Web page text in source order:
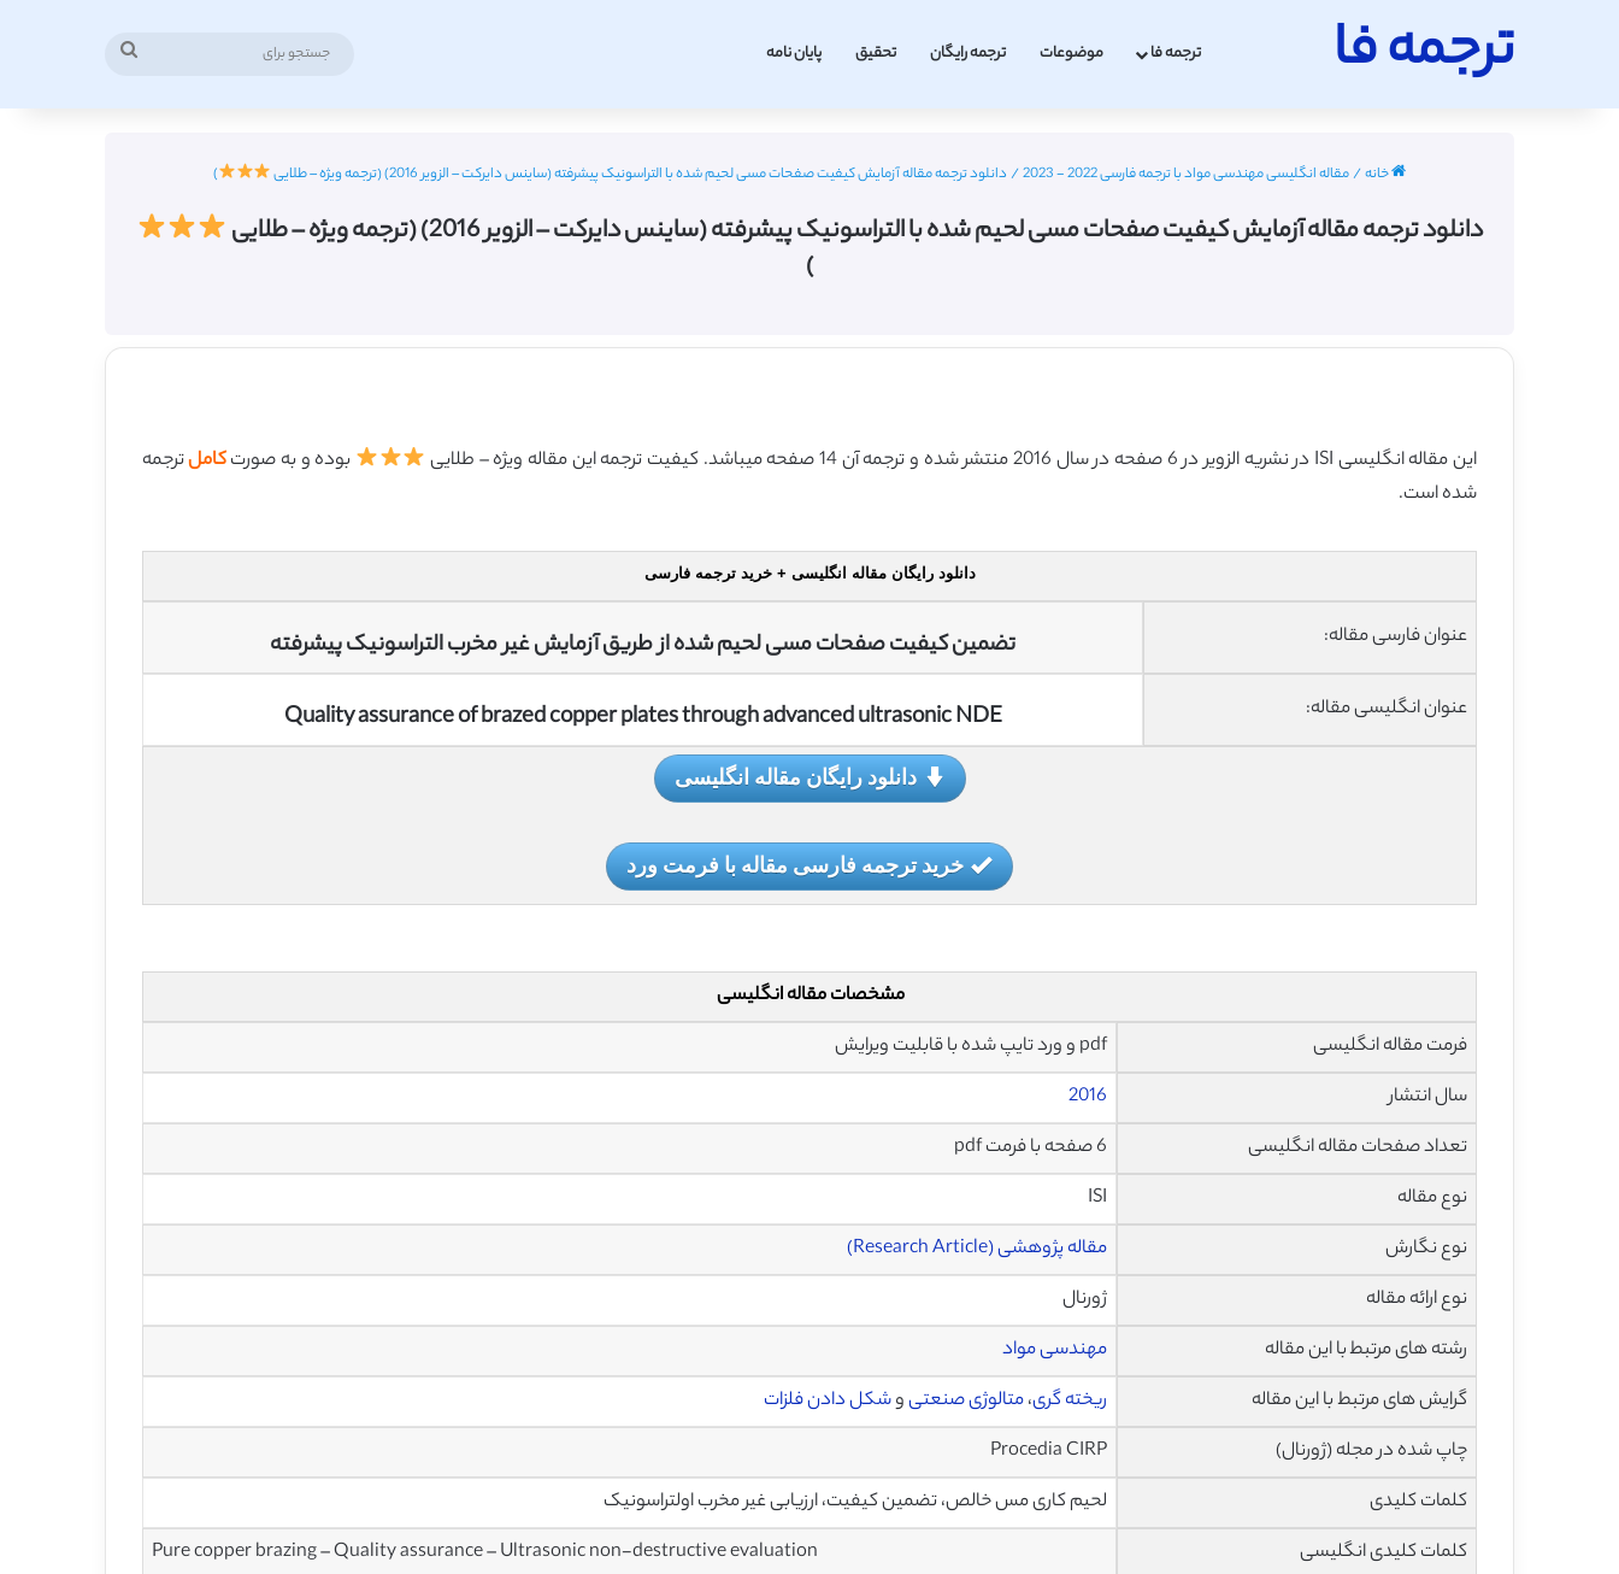
ترجمه فا ترجمه فا موضوعات ترجمه رایگان تحقیق پایان نامه
خانه/مقاله انگلیسی مهندسی مواد با ترجمه فارسی 2022 - 2023 / دانلود ترجمه مقاله آزمایش کیفیت صفحات مسی لحیم شده با التراسونیک پیشرفته (ساینس دایرکت – الزویر 2016) (ترجمه ویژه – طلایی )
دانلود ترجمه مقاله آزمایش کیفیت صفحات مسی لحیم شده با التراسونیک پیشرفته (ساینس دایرکت – الزویر 2016) (ترجمه ویژه – طلایی
)
این مقاله انگلیسی ISI در نشریه الزویر در 6 صفحه در سال 2016 منتشر شده و ترجمه آن 14 صفحه میباشد. کیفیت ترجمه این مقاله ویژه – طلایی بوده و به صورتکاملترجمه
شده است.
دانلود رایگان مقاله انگلیسی + خرید ترجمه فارسی
عنوان فارسی مقاله: تضمین کیفیت صفحات مسی لحیم شده از طریق آزمایش غیر مخرب التراسونیک پیشرفته
عنوان انگلیسی مقاله: Quality assurance of brazed copper plates through advanced ultrasonic NDE
دانلود رایگان مقاله انگلیسی
خرید ترجمه فارسی مقاله با فرمت ورد
مشخصات مقاله انگلیسی
فرمت مقاله انگلیسی
pdf و ورد تایپ شده با قابلیت ویرایش
سال انتشار
2016
تعداد صفحات مقاله انگلیسی
6 صفحه با فرمت pdf
نوع مقاله
ISI
نوع نگارش
مقاله پژوهشی (Research Article)
نوع ارائه مقاله
ژورنال
رشته های مرتبط با این مقاله
مهندسی مواد
گرایش های مرتبط با این مقاله
ریخته گری،متالوژی صنعتیوشکل دادن فلزات
چاپ شده در مجله (ژورنال)
Procedia CIRP
کلمات کلیدی
لحیم کاری مس خالص، تضمین کیفیت، ارزیابی غیر مخرب اولتراسونیک
کلمات کلیدی انگلیسی
Pure copper brazing – Quality assurance – Ultrasonic non-destructive evaluation